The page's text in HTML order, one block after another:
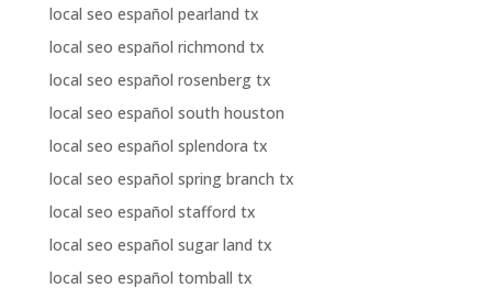
local seo español pearland tx
local seo español richmond tx
local seo español rosenberg tx
local seo español south houston
local seo español splendora tx
local seo español spring branch tx
local seo español stafford tx
local seo español sugar land tx
local seo español tomball tx